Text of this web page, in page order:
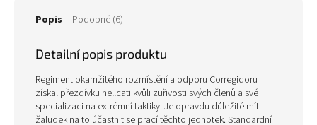
Popis Podobné (6)
Detailní popis produktu
Regiment okamžitého rozmístění a odporu Corregidoru
získal přezdívku hellcati kvůli zuřivosti svých členů a své
specializaci na extrémní taktiky. Je opravdu důležité mít
žaludek na to účastnit se prací těchto jednotek. Standardní